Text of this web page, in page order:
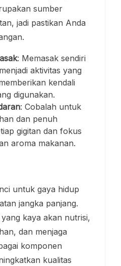
sumber
jadi pastikan Anda
: Memasak sendiri
aktivitas yang
kendali
digunakan.
: Cobalah untuk
dan penuh
gigitan dan fokus
aroma makanan.
untuk gaya hidup
jangka panjang.
kaya akan nutrisi,
dan menjaga
komponen
kualitas